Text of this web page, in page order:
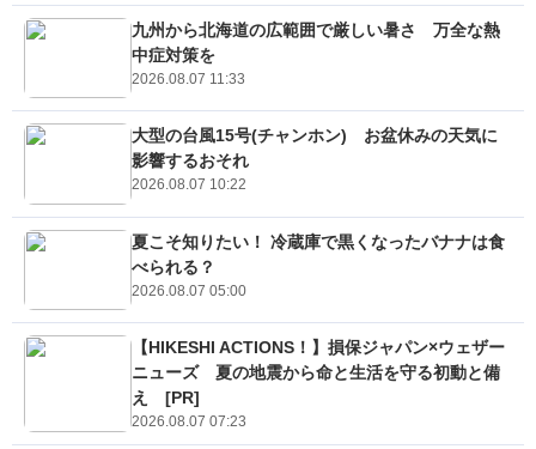
九州から北海道の広範囲で厳しい暑さ 万全な熱
中症対策を
2026.08.07 11:33
大型の台風15号(チャンホン) お盆休みの天気に
影響するおそれ
2026.08.07 10:22
夏こそ知りたい！ 冷蔵庫で黒くなったバナナは食
べられる？
2026.08.07 05:00
【HIKESHI ACTIONS！】損保ジャパン×ウェザー
ニューズ 夏の地震から命と生活を守る初動と備
え [PR]
2026.08.07 07:23